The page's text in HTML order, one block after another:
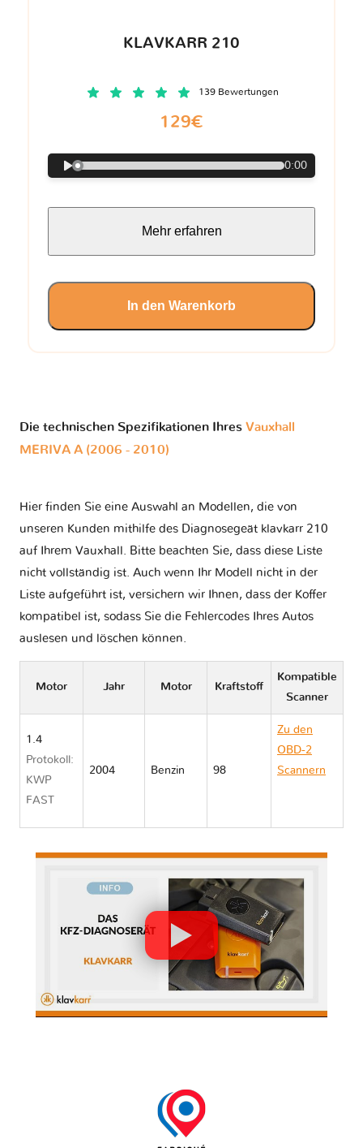
KLAVKARR 210
139 Bewertungen
129€
0:00
Mehr erfahren
In den Warenkorb
Die technischen Spezifikationen Ihres Vauxhall
MERIVA A (2006 - 2010)
Hier finden Sie eine Auswahl an Modellen, die von
unseren Kunden mithilfe des Diagnosegeät klavkarr 210
auf Ihrem Vauxhall. Bitte beachten Sie, dass diese Liste
nicht vollständig ist. Auch wenn Ihr Modell nicht in der
Liste aufgeführt ist, versichern wir Ihnen, dass der Koffer
kompatibel ist, sodass Sie die Fehlercodes Ihres Autos
auslesen und löschen können.
Motor Jahr Motor Kraftstoff
Kompatible
Scanner
1.4
Protokoll:
KWP
FAST
2004 Benzin 98
Zu den
OBD-2
Scannern